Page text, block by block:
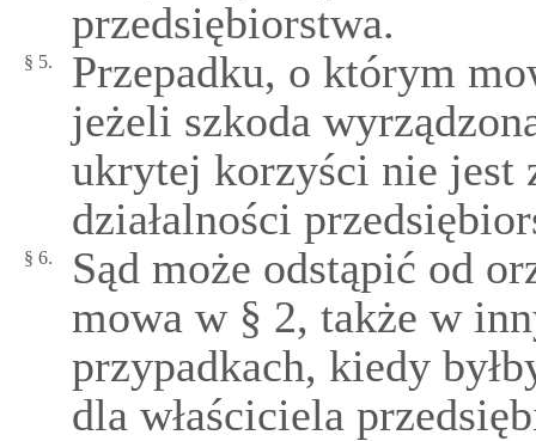
przedsiębiorstwa.
§ 5.
Przepadku, o którym
jeżeli szkoda
ukrytej korzyści nie jest
działalności
§ 6.
Sąd może odstąpić od
mowa w § 2, także w
przypadkach, kiedy
dla właściciela